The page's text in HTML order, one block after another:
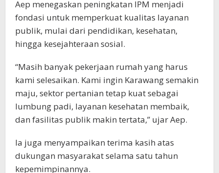
Aep menegaskan peningkatan IPM menjadi
fondasi untuk memperkuat kualitas layanan
publik, mulai dari pendidikan, kesehatan,
hingga kesejahteraan sosial.
“Masih banyak pekerjaan rumah yang harus
kami selesaikan. Kami ingin Karawang semakin
maju, sektor pertanian tetap kuat sebagai
lumbung padi, layanan kesehatan membaik,
dan fasilitas publik makin tertata,” ujar Aep.
Ia juga menyampaikan terima kasih atas
dukungan masyarakat selama satu tahun
kepemimpinannya.